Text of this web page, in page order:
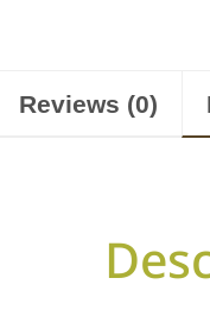
Reviews (0)